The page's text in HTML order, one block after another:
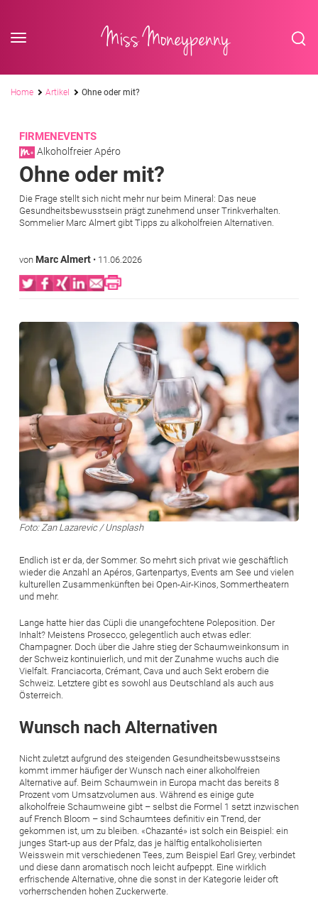
Miss Moneypenny
Pfadnavigation
Home Artikel Ohne oder mit?
FIRMENEVENTS
Alkoholfreier Apéro
Ohne oder mit?
Die Frage stellt sich nicht mehr nur beim Mineral: Das neue
Gesundheitsbewusstsein prägt zunehmend unser Trinkverhalten.
Sommelier Marc Almert gibt Tipps zu alkoholfreien Alternativen.
von Marc Almert • 11.06.2026
Bild
Foto: Zan Lazarevic / Unsplash
Endlich ist er da, der Sommer. So mehrt sich privat wie geschäftlich
wieder die Anzahl an Apéros, Gartenpartys, Events am See und vielen
kulturellen Zusammenkünften bei Open-Air-Kinos, Sommertheatern
und mehr.
Lange hatte hier das Cüpli die unangefochtene Poleposition. Der
Inhalt? Meistens Prosecco, gelegentlich auch etwas edler:
Champagner. Doch über die Jahre stieg der Schaumweinkonsum in
der Schweiz kontinuierlich, und mit der Zunahme wuchs auch die
Vielfalt. Franciacorta, Crémant, Cava und auch Sekt erobern die
Schweiz. Letztere gibt es sowohl aus Deutschland als auch aus
Österreich.
Wunsch nach Alternativen
Nicht zuletzt aufgrund des steigenden Gesundheitsbewusstseins
kommt immer häufiger der Wunsch nach einer alkoholfreien
Alternative auf. Beim Schaumwein in Europa macht das bereits 8
Prozent vom Umsatzvolumen aus. Während es einige gute
alkoholfreie Schaumweine gibt – selbst die Formel 1 setzt inzwischen
auf French Bloom – sind Schaumtees definitiv ein Trend, der
gekommen ist, um zu bleiben. «Chazanté» ist solch ein Beispiel: ein
junges Start-up aus der Pfalz, das je hälftig entalkoholisierten
Weisswein mit verschiedenen Tees, zum Beispiel Earl Grey, verbindet
und diese dann aromatisch noch leicht aufpeppt. Eine wirklich
erfrischende Alternative, ohne die sonst in der Kategorie leider oft
vorherrschenden hohen Zuckerwerte.